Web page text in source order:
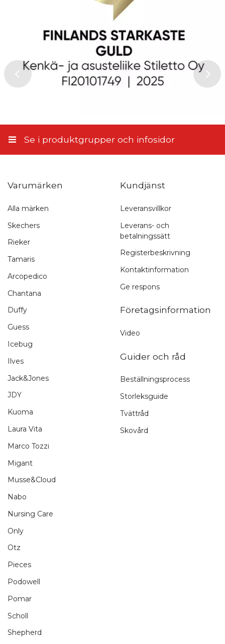
Snabb leverans
1-3 arbetsdagar
Se i produktgrupper och infosidor
Varumärken
Alla märken
Skechers
Rieker
Tamaris
Arcopedico
Chantana
Duffy
Guess
Icebug
Ilves
Jack&Jones
JDY
Kuoma
Laura Vita
Marco Tozzi
Migant
Musse&Cloud
Nabo
Nursing Care
Only
Otz
Pieces
Podowell
Pomar
Scholl
Shepherd
Kundjänst
Leveransvillkor
Leverans- och
betalningssätt
Registerbeskrivning
Kontaktinformation
Ge respons
Företagsinformation
Video
Guider och råd
Beställningsprocess
Storleksguide
Tvättråd
Skovård